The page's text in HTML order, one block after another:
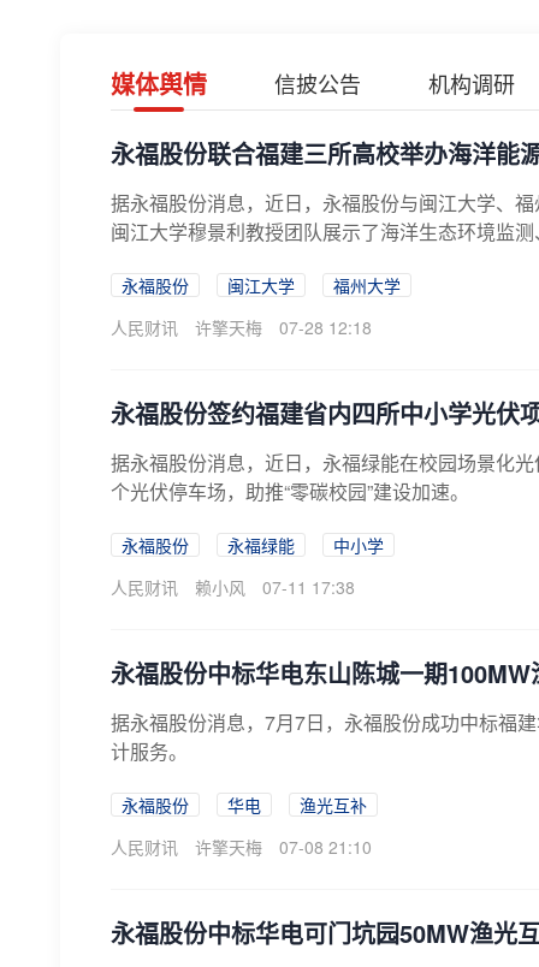
媒体舆情 信披公告 机构调研
永福股份联合福建三所高校举办海洋能
据永福股份消息，近日，永福股份与闽江大学、
闽江大学穆景利教授团队展示了海洋生态环境监
永福股份 闽江大学
福州大学
人民财讯
许擎天梅 07-28 12:18
永福股份签约福建省内四所中小学光伏
据永福股份消息，近日，永福绿能在校园场景化
个光伏停车场，助推“零碳校园”建设加速。
永福股份 永福绿能
中小学
人民财讯
赖小风 07-11 17:38
永福股份中标华电东山陈城一期
据永福股份消息，7月7日，永福股份成功中标福
计服务。
永福股份 华电
渔光互补
人民财讯
许擎天梅 07-08 21:10
永福股份中标华电可门坑园50MW渔光